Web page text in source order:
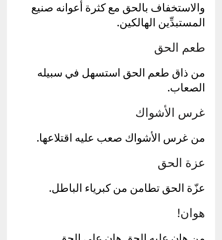
والاستخفاف بالحق مع كثرة أعوانه صنيع
المستبدِّين الهالكين.
طعم الحق
من ذاق طعم الحق استسهل في سبيله
الصعاب.
غرس الأشواك
من غرس الأشواك صعب عليه اقتلاعها.
عزة الحق
عزّة الحق تطامن من كبرياء الباطل.
هوان!